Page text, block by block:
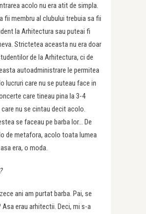
acolo nu era atit de simpla.
fii membru al clubului trebuia sa fii
la Arhitectura sau puteai fi
Strictetea aceasta nu era doar
de la Arhitectura, ci de
autoadministrare le permitea
lucruri care nu se puteau face in
care tineau pina la 3-4
nu se cintau decit acolo.
se faceau pe barba lor… De
de metafora, acolo toata lumea
era, o moda.
ani am purtat barba. Pai, se
erau arhitectii. Deci, mi s-a